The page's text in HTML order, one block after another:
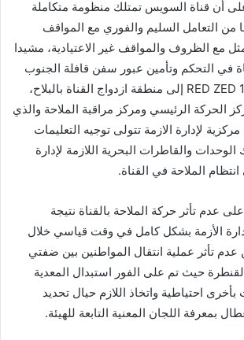
أن قناة السويس تمتلك منظومة متكاملة
من التعامل السليم والفوري مع المواقف
مع الظروف والمواقف غير الاعتيادية، مشيدا
في التحكم وتأمين عبور سفن قافلة الجنوب
حتى خروج السفينة RED ZED 1 إلى منطقة ازدواج القناة بالبلاح،
الحركة الرئيسي ومركز مراقبة الملاحة والذي
لإدارة الازمة تتولى توجيه التعليمات
الوحدات والقاطرات البحرية اللازمة لإدارة
الملاحة في القناة.
عدم تأثر حركة الملاحة بالقناة نتيجة
الأزمة بشكل كامل في وقت قياسي خلال
عدم تأثر عملية انتقال المواطنين بين ضفتي
حيث تم على الفور استبدال المعدية
احتياطية واتخاذ اللازم حيال تحديد
بمعرفة اللجان المعنية التابعة للهيئة.